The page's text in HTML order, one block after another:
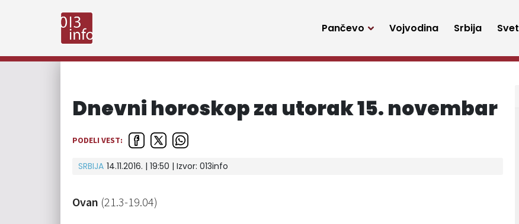
Pančevo Vojvodina Srbija Svet
Dnevni horoskop za utorak 15. novembar
PODELI VEST:
SRBIJA 14.11.2016. | 19:50 | Izvor: 013info
Ovan (21.3-19.04)